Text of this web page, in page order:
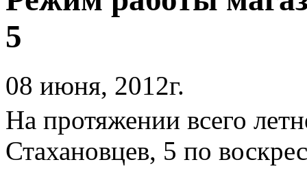
5
08 июня, 2012г.
На протяжении всего
Стахановцев, 5 по